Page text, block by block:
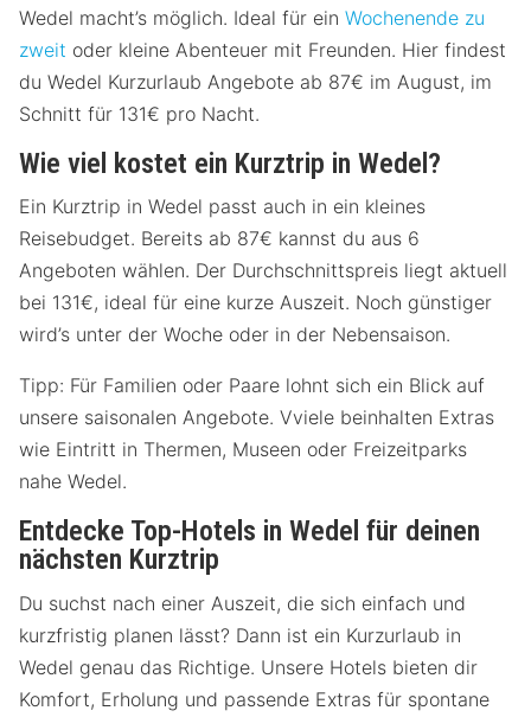
Wedel macht’s möglich. Ideal für ein Wochenende zu
zweit oder kleine Abenteuer mit Freunden. Hier findest
du Wedel Kurzurlaub Angebote ab 87€ im August, im
Schnitt für 131€ pro Nacht.
Wie viel kostet ein Kurztrip in Wedel?
Ein Kurztrip in Wedel passt auch in ein kleines
Reisebudget. Bereits ab 87€ kannst du aus 6
Angeboten wählen. Der Durchschnittspreis liegt aktuell
bei 131€, ideal für eine kurze Auszeit. Noch günstiger
wird’s unter der Woche oder in der Nebensaison.
Tipp: Für Familien oder Paare lohnt sich ein Blick auf
unsere saisonalen Angebote. Vviele beinhalten Extras
wie Eintritt in Thermen, Museen oder Freizeitparks
nahe Wedel.
Entdecke Top-Hotels in Wedel für deinen
nächsten Kurztrip
Du suchst nach einer Auszeit, die sich einfach und
kurzfristig planen lässt? Dann ist ein Kurzurlaub in
Wedel genau das Richtige. Unsere Hotels bieten dir
Komfort, Erholung und passende Extras für spontane